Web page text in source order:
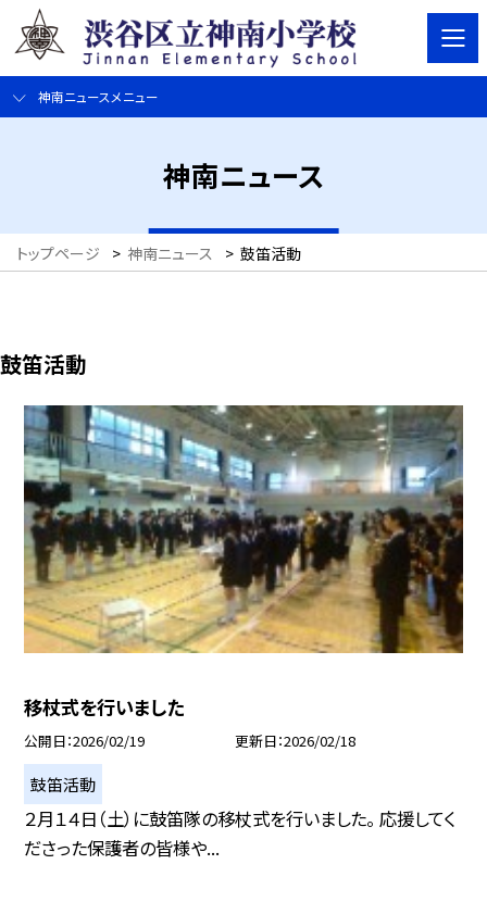
神南ニュースメニュー
神南ニュース
トップページ > 神南ニュース > 鼓笛活動
鼓笛活動
移杖式を行いました
公開日 2026/02/19 更新日 2026/02/18
鼓笛活動
２月１４日（土）に鼓笛隊の移杖式を行いました。 応援してく
ださった保護者の皆様や...